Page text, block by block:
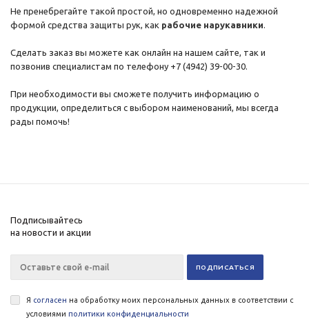
Не пренебрегайте такой простой, но одновременно надежной
формой средства защиты рук, как рабочие нарукавники.
Сделать заказ вы можете как онлайн на нашем сайте, так и
позвонив специалистам по телефону +7 (4942) 39-00-30.
При необходимости вы сможете получить информацию о
продукции, определиться с выбором наименований, мы всегда
рады помочь!
Подписывайтесь
на новости и акции
Я согласен на обработку моих персональных данных в соответствии с
условиями политики конфиденциальности